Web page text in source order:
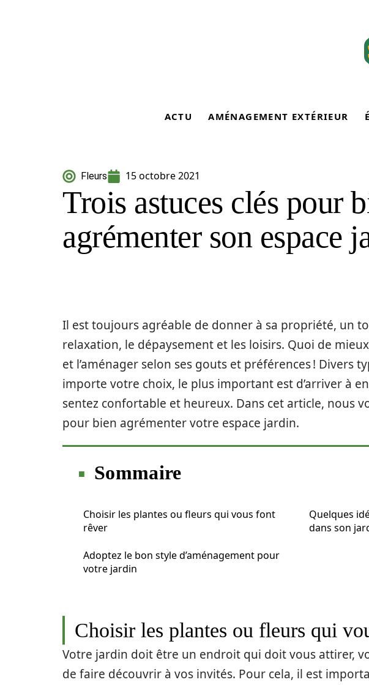
ACTU AMÉNAGEMENT EXTÉRIEUR
Fleurs 15 octobre 2021
Trois astuces clés pour
agrémenter son espace
Il est toujours agréable de donner à sa propriété, un
relaxation, le dépaysement et les loisirs. Quoi de
et l’aménager selon ses gouts et préférences ! Divers
importe votre choix, le plus important est d’arriver à
sentez confortable et heureux. Dans cet article, nous
pour bien agrémenter votre espace jardin.
Sommaire
Choisir les plantes ou fleurs qui vous font
rêver
Adoptez le bon style d’aménagement pour
votre jardin
Quelques
dans son
Choisir les plantes ou fleurs qui
Votre jardin doit être un endroit qui doit vous attirer,
de faire découvrir à vos invités. Pour cela, il est